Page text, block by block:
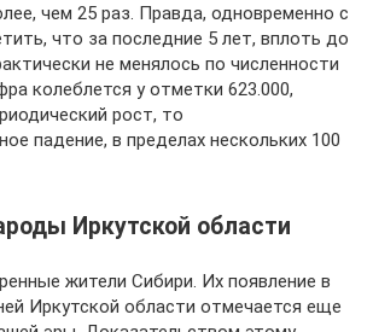
чем 25 раз. Правда, одновременно с
что за последние 5 лет, вплоть до
не менялось по численности
колеблется у отметки 623.000,
рост, то
падение, в пределах нескольких 100
Иркутской области
жители Сибири. Их появление в
Иркутской области отмечается еще